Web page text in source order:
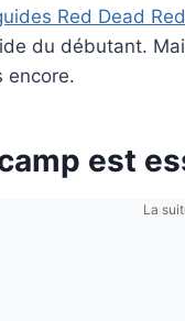
Red Dead
du débutant.
encore.
est
La